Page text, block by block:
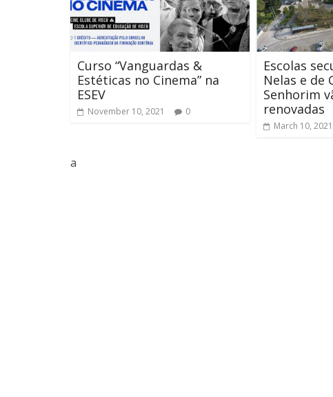
Curso “Vanguardas &
Estéticas no Cinema” na
ESEV
November 10, 2021 0
Escolas
Nelas e de
Senhorim
renovadas
March 10, 2021
a